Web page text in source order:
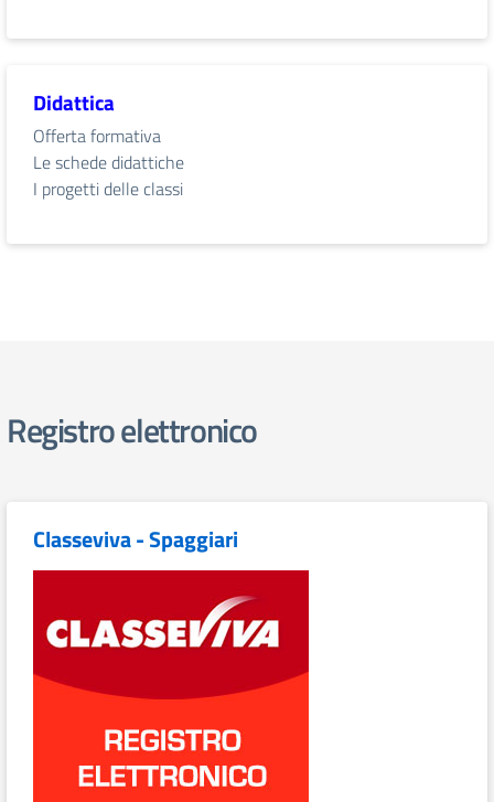
Didattica
Offerta formativa
Le schede didattiche
I progetti delle classi
Registro elettronico
Classeviva - Spaggiari